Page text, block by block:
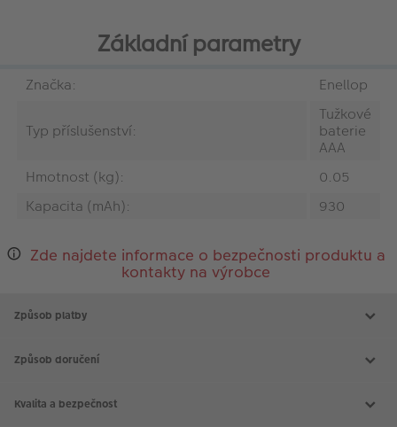
Základní parametry
Značka: Enellop
Typ příslušenství:
Tužkové
baterie
AAA
Hmotnost (kg):
0.05
Kapacita (mAh):
930
Zde najdete informace o bezpečnosti produktu a
kontakty na výrobce
Způsob platby
Způsob doručení
Kvalita a bezpečnost